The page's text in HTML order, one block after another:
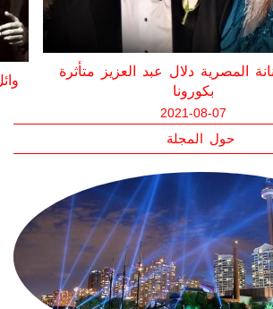
سمير غانم متأثراً بإصابته بفيروس
كورونا
2021-05-20
حول المجلة